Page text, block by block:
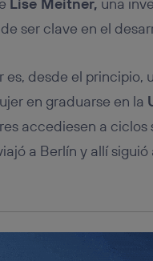
ser clave en el
desde el
en graduarse en la
accediesen a
a Berlín y allí
de las actividades
consentimiento.
móviles, el marketing
la navegación del usuario
los consentimientos Utiq
web o visitando el
consulta la